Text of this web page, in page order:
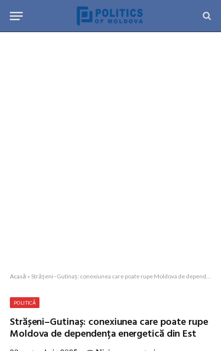
Acasă » Strășeni–Gutinaș: conexiunea care poate rupe Moldova de dependența energetică din Est
POLITICĂ
Strășeni–Gutinaș: conexiunea care poate rupe
Moldova de dependența energetică din Est